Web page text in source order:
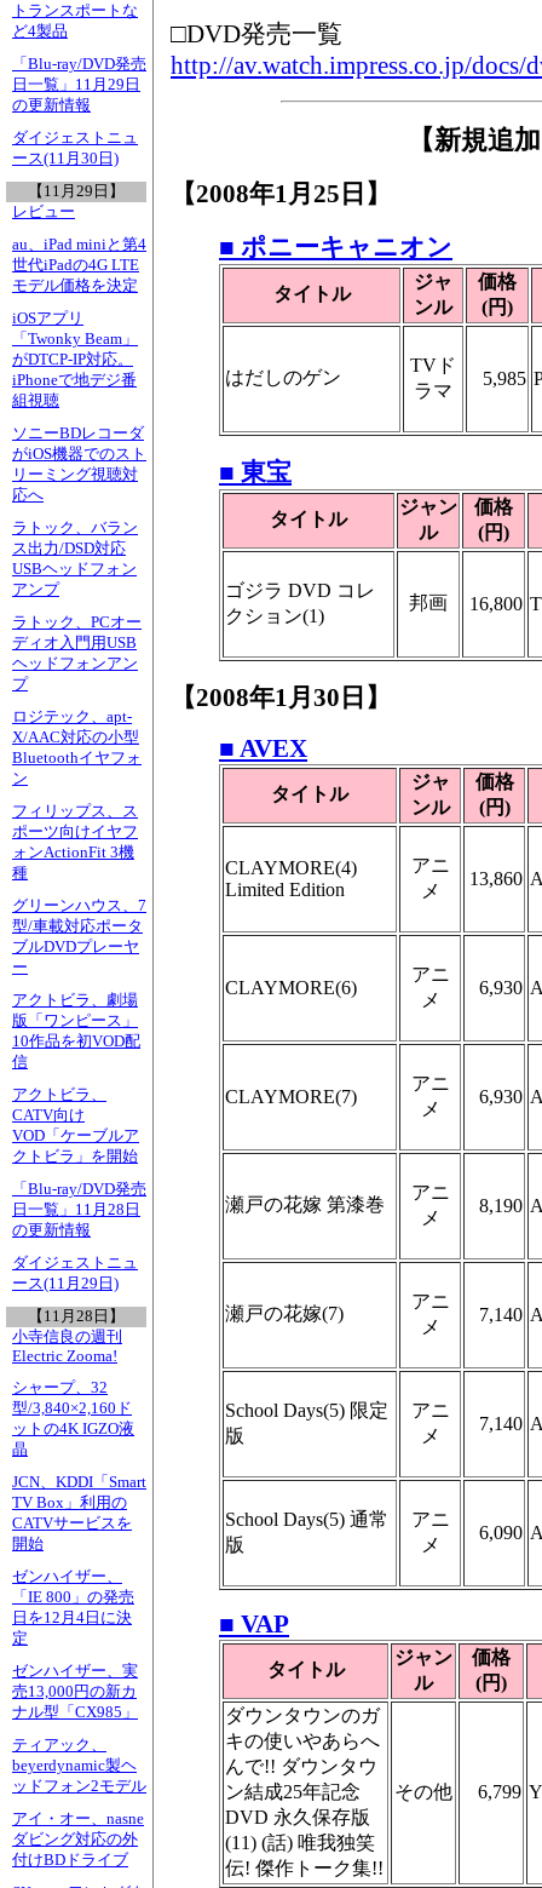
トランスポートな
ど4製品
「Blu-ray/DVD発売
日一覧」11月29日
の更新情報
ダイジェストニュ
ース(11月30日)
【11月29日】
レビュー
au、iPad miniと第4
世代iPadの4G LTE
モデル価格を決定
iOSアプリ
「Twonky Beam」
がDTCP-IP対応。
iPhoneで地デジ番
組視聴
ソニーBDレコーダ
がiOS機器でのスト
リーミング視聴対
応へ
ラトック、バラン
ス出力/DSD対応
USBヘッドフォン
アンプ
ラトック、PCオー
ディオ入門用USB
ヘッドフォンアン
プ
ロジテック、apt-
X/AAC対応の小型
Bluetoothイヤフォ
ン
フィリップス、ス
ポーツ向けイヤフ
ォンActionFit 3機
種
グリーンハウス、7
型/車載対応ポータ
ブルDVDプレーヤ
ー
アクトビラ、劇場
版「ワンピース」
10作品を初VOD配
信
アクトビラ、
CATV向け
VOD「ケーブルア
クトビラ」を開始
「Blu-ray/DVD発売
日一覧」11月28日
の更新情報
ダイジェストニュ
ース(11月29日)
【11月28日】
小寺信良の週刊
Electric Zooma!
シャープ、32
型/3,840×2,160ド
ットの4K IGZO液
晶
JCN、KDDI「Smart
TV Box」利用の
CATVサービスを
開始
ゼンハイザー、
「IE 800」の発売
日を12月4日に決
定
ゼンハイザー、実
売13,000円の新カ
ナル型「CX985」
ティアック、
beyerdynamic製ヘ
ッドフォン2モデル
アイ・オー、nasne
ダビング対応の外
付けBDドライブ
□DVD発売一覧
http://av.watch.impress.co.jp/docs/
【新規追
【2008年1月25日】
■ ポニーキャニオン
タイトル
ジャ
ンル
価格
(円)
はだしのゲン
TVド
ラマ
5,985
■ 東宝
タイトル
ジャン
ル
価格
(円)
ゴジラ DVD コレ
クション(1)
邦画 16,800
【2008年1月30日】
■ AVEX
タイトル
ジャ
ンル
価格
(円)
CLAYMORE(4)
Limited Edition
アニ
メ
13,860
CLAYMORE(6)
アニ
メ
6,930
CLAYMORE(7)
アニ
メ
6,930
瀬戸の花嫁 第漆巻
アニ
メ
8,190
瀬戸の花嫁(7)
アニ
メ
7,140
School Days(5) 限定
版
アニ
メ
7,140
School Days(5) 通常
版
アニ
メ
6,090
■ VAP
タイトル
ジャン
ル
価格
(円)
ダウンタウンのガ
キの使いやあらへ
んで!! ダウンタウ
ン結成25年記念
DVD 永久保存版
(11) (話) 唯我独笑
伝! 傑作トーク集!!
その他 6,799